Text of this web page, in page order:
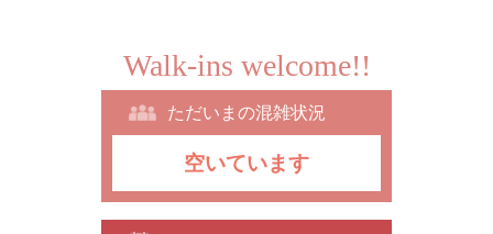
ただいまの混雑状況
空いています
Walk-ins welcome!!